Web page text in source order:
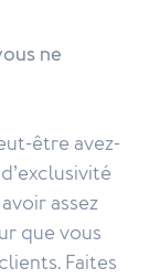
ne
être avez-
assez
que vous
Faites